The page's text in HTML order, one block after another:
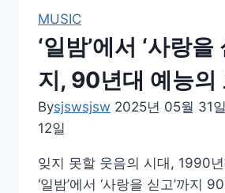
MUSIC
‘일밤’에서 ‘사랑을
지, 90년대 예능의
Bysjswsjsw 2025년 05월 31일
12일
잊지 못할 웃음의 시대, 1990
‘일밤’에서 ‘사랑을 싣고’까지